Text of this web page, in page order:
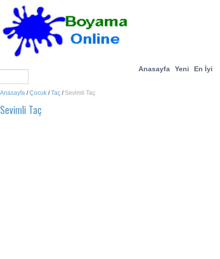
Anasayfa Yeni En İyi
Anasayfa /Çocuk /Taç / Sevimli Taç
Sevimli Taç